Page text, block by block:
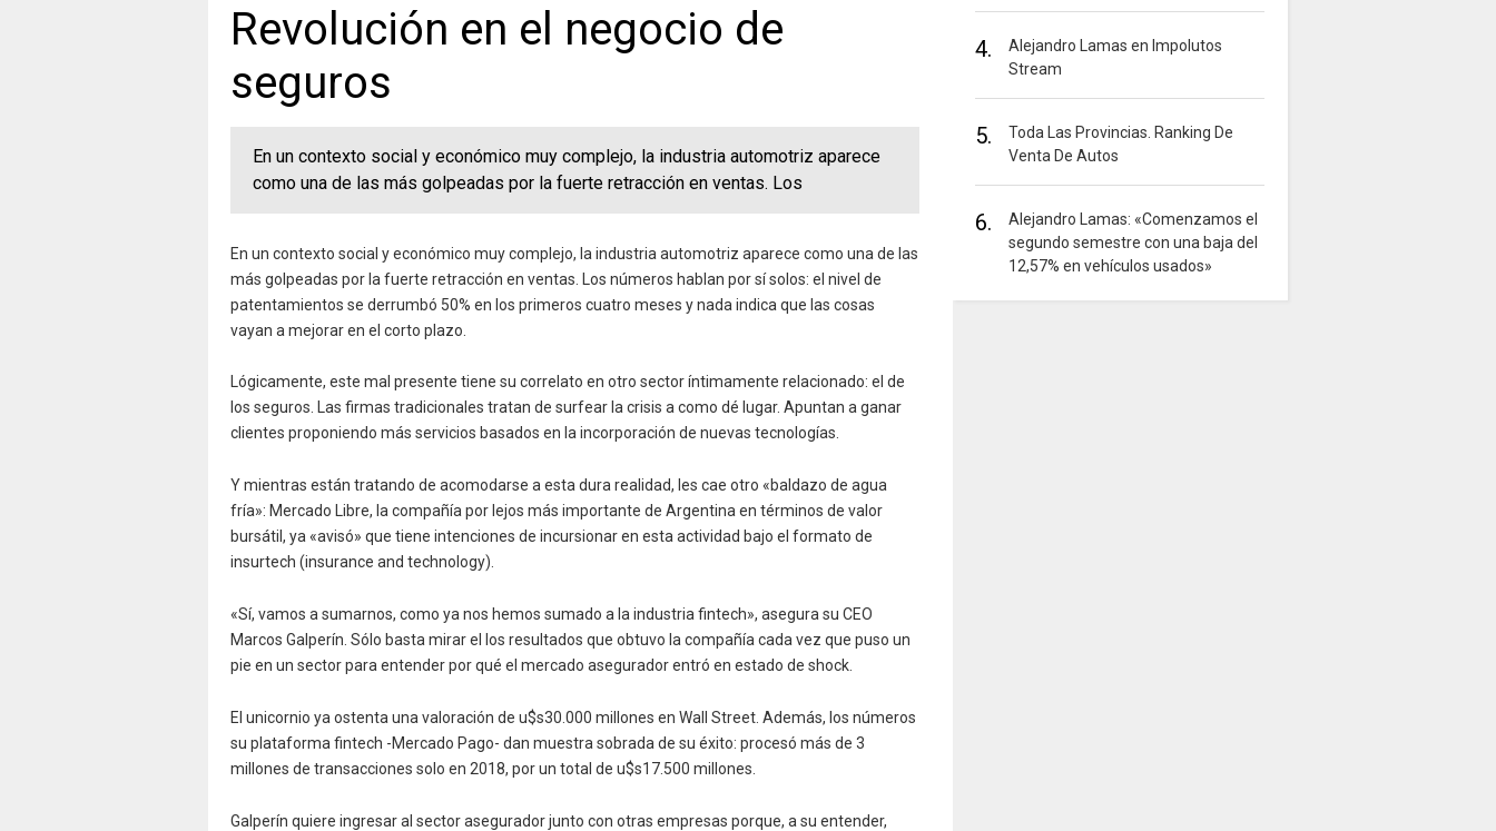
Revolución en el negocio de
seguros
En un contexto social y económico muy complejo, la industria automotriz aparece
como una de las más golpeadas por la fuerte retracción en ventas. Los
En un contexto social y económico muy complejo, la industria automotriz aparece como una de las
más golpeadas por la fuerte retracción en ventas. Los números hablan por sí solos: el nivel de
patentamientos se derrumbó 50% en los primeros cuatro meses y nada indica que las cosas
vayan a mejorar en el corto plazo.
Lógicamente, este mal presente tiene su correlato en otro sector íntimamente relacionado: el de
los seguros. Las firmas tradicionales tratan de surfear la crisis a como dé lugar. Apuntan a ganar
clientes proponiendo más servicios basados en la incorporación de nuevas tecnologías.
Y mientras están tratando de acomodarse a esta dura realidad, les cae otro «baldazo de agua
fría»: Mercado Libre, la compañía por lejos más importante de Argentina en términos de valor
bursátil, ya «avisó» que tiene intenciones de incursionar en esta actividad bajo el formato de
insurtech (insurance and technology).
«Sí, vamos a sumarnos, como ya nos hemos sumado a la industria fintech», asegura su CEO
Marcos Galperín. Sólo basta mirar el los resultados que obtuvo la compañía cada vez que puso un
pie en un sector para entender por qué el mercado asegurador entró en estado de shock.
El unicornio ya ostenta una valoración de u$s30.000 millones en Wall Street. Además, los números
su plataforma fintech -Mercado Pago- dan muestra sobrada de su éxito: procesó más de 3
millones de transacciones solo en 2018, por un total de u$s17.500 millones.
Galperín quiere ingresar al sector asegurador junto con otras empresas porque, a su entender,
4.
Alejandro Lamas en Impolutos
Stream
5.
Toda Las Provincias. Ranking De
Venta De Autos
6.
Alejandro Lamas: «Comenzamos el
segundo semestre con una baja del
12,57% en vehículos usados»